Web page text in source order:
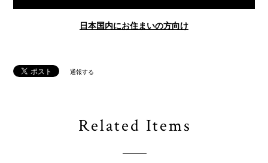
日本国内にお住まいの方向け
通報する
Related Items